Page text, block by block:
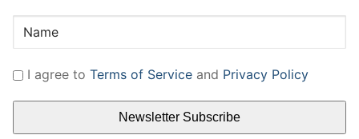
I agree to Terms of Service and Privacy Policy